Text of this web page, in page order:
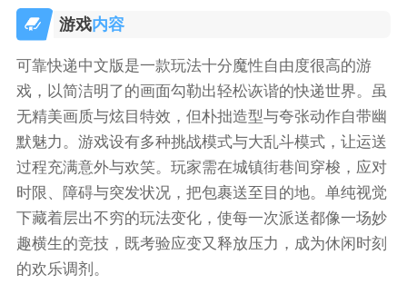
游戏内容
可靠快递中文版是一款玩法十分魔性自由度很高的游
戏，以简洁明了的画面勾勒出轻松诙谐的快递世界。虽
无精美画质与炫目特效，但朴拙造型与夸张动作自带幽
默魅力。游戏设有多种挑战模式与大乱斗模式，让运送
过程充满意外与欢笑。玩家需在城镇街巷间穿梭，应对
时限、障碍与突发状况，把包裹送至目的地。单纯视觉
下藏着层出不穷的玩法变化，使每一次派送都像一场妙
趣横生的竞技，既考验应变又释放压力，成为休闲时刻
的欢乐调剂。